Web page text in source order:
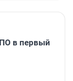
в первый